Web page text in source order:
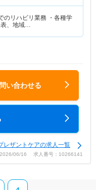
のリハビリ業務 ・各種学
表、地域…
い合わせる
レザントケアの求人一覧
2026/06/16 求人番号：10266141